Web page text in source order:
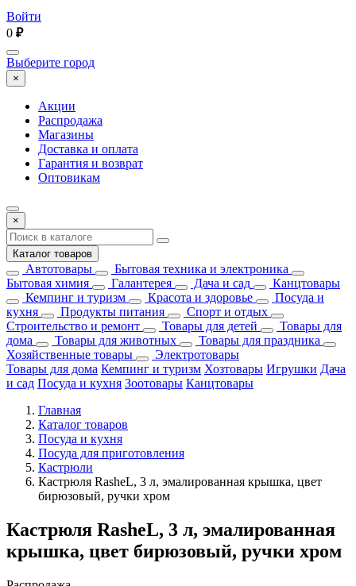
Войти
0 ₽
Выберите город
×
Акции
Распродажа
Магазины
Доставка и оплата
Гарантия и возврат
Оптовикам
×
Каталог товаров
Автотовары
Бытовая техника и электроника
Бытовая химия
Галантерея Дача и сад
Канцтовары
Кемпинг и туризм
Красота и здоровье
Посуда и
кухня
Продукты питания
Спорт и отдых
Строительство и ремонт
Товары для детей
Товары для
дома
Товары для животных
Товары для праздника
Хозяйственные товары
Электротовары
Товары для дома Кемпинг и туризм Хозтовары Игрушки Дача
и сад Посуда и кухня Зоотовары Канцтовары
Главная
Каталог товаров
Посуда и кухня
Посуда для приготовления
Кастрюли
Кастрюля RasheL, 3 л, эмалированная крышка, цвет
бирюзовый, ручки хром
Кастрюля RasheL, 3 л, эмалированная
крышка, цвет бирюзовый, ручки хром